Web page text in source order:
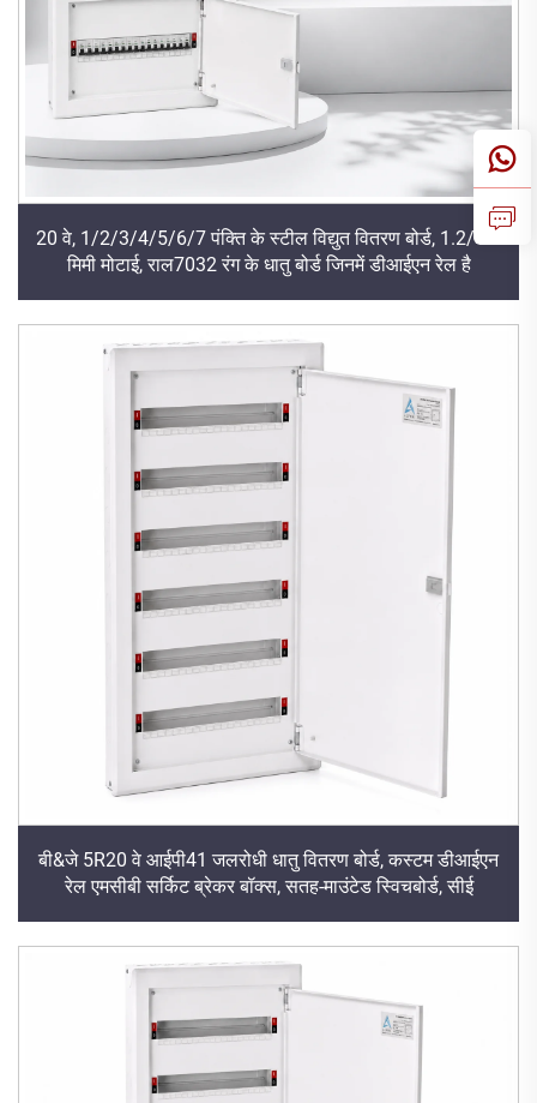
20 वे, 1/2/3/4/5/6/7 पंक्ति के स्टील विद्युत वितरण बोर्ड, 1.2/1.5
मिमी मोटाई, राल7032 रंग के धातु बोर्ड जिनमें डीआईएन रेल है
बी&जे 5R20 वे आईपी41 जलरोधी धातु वितरण बोर्ड, कस्टम डीआईएन
रेल एमसीबी सर्किट ब्रेकर बॉक्स, सतह-माउंटेड स्विचबोर्ड, सीई